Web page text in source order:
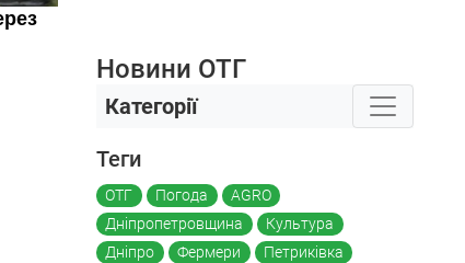
Новини ОТГ
Категорії
Теги
ОТГ Погода
AGRO
Дніпропетровщина
Культура
Дніпро
Фермери
Петриківка